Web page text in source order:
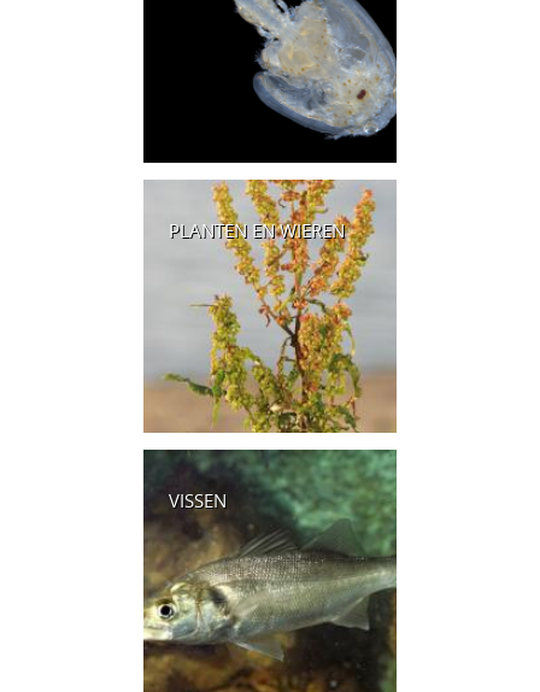
PLANTEN EN WIEREN
VISSEN